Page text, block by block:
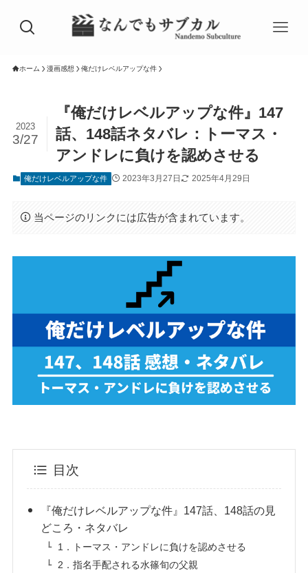
ホーム 漫画感想 俺だけレベルアップな件
『俺だけレベルアップな件』147
話、148話ネタバレ：トーマス・
アンドレに負けを認めさせる
2023
3/27
俺だけレベルアップな件 2023年3月27日 2025年4月29日
当ページのリンクには広告が含まれています。
目次
『俺だけレベルアップな件』147話、148話の見
どころ・ネタバレ
1．トーマス・アンドレに負けを認めさせる
2．指名手配される水篠旬の父親